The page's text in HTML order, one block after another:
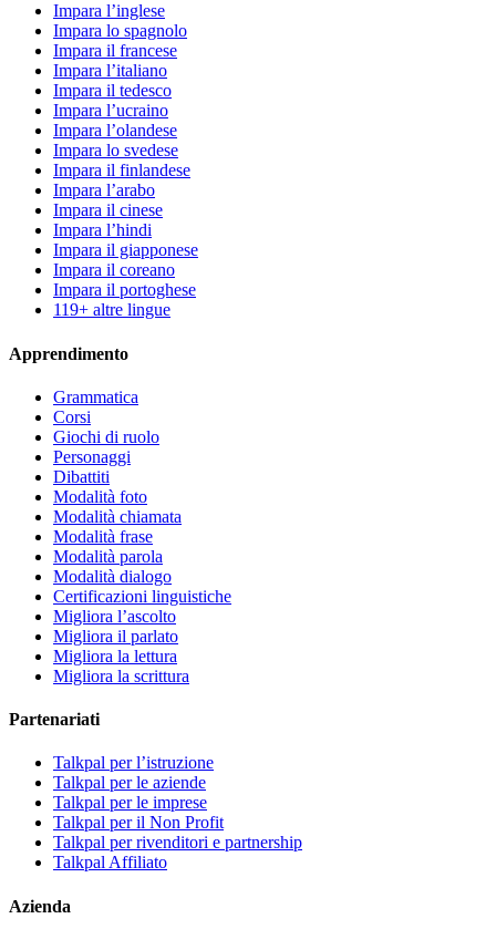
Impara l’inglese
Impara lo spagnolo
Impara il francese
Impara l’italiano
Impara il tedesco
Impara l’ucraino
Impara l’olandese
Impara lo svedese
Impara il finlandese
Impara l’arabo
Impara il cinese
Impara l’hindi
Impara il giapponese
Impara il coreano
Impara il portoghese
119+ altre lingue
Apprendimento
Grammatica
Corsi
Giochi di ruolo
Personaggi
Dibattiti
Modalità foto
Modalità chiamata
Modalità frase
Modalità parola
Modalità dialogo
Certificazioni linguistiche
Migliora l’ascolto
Migliora il parlato
Migliora la lettura
Migliora la scrittura
Partenariati
Talkpal per l’istruzione
Talkpal per le aziende
Talkpal per le imprese
Talkpal per il Non Profit
Talkpal per rivenditori e partnership
Talkpal Affiliato
Azienda